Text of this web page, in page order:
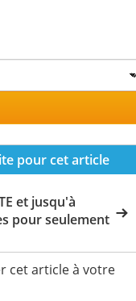
pour cet article
et jusqu'à
pour seulement
cet article à votre